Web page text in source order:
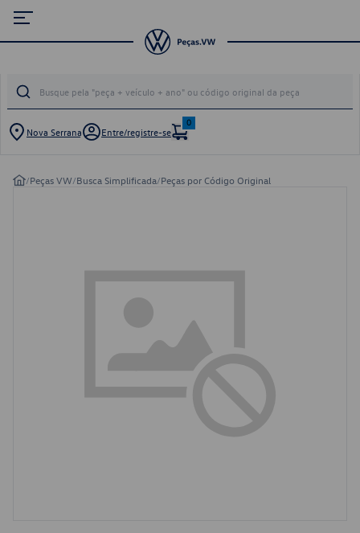
Nova Serrana Entre/registre-se
0
/Peças VW/Busca Simplificada/Peças por Código Original